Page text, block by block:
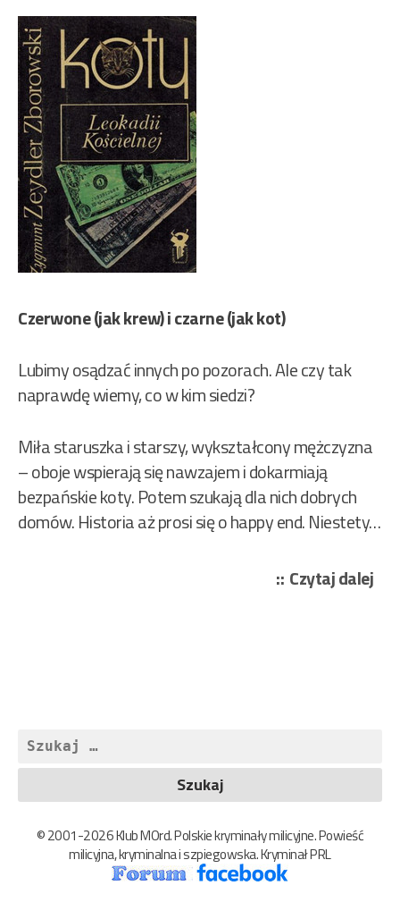
Czerwone (jak krew) i czarne (jak kot)
Lubimy osądzać innych po pozorach. Ale czy tak
naprawdę wiemy, co w kim siedzi?
Miła staruszka i starszy, wykształcony mężczyzna
– oboje wspierają się nawzajem i dokarmiają
bezpańskie koty. Potem szukają dla nich dobrych
domów. Historia aż prosi się o happy end. Niestety…
Czytaj dalej
Szukaj:
© 2001-2026 Klub MOrd. Polskie kryminały milicyjne. Powieść
milicyjna, kryminalna i szpiegowska. Kryminał PRL